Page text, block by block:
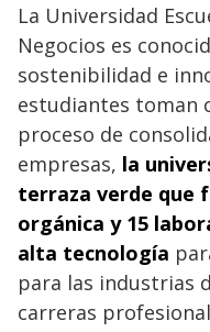
La Universidad
Negocios es
sostenibilidad e
estudiantes toman
proceso de
empresas, la
terraza verde que
orgánica y 15
alta tecnología
para las industrias
carreras